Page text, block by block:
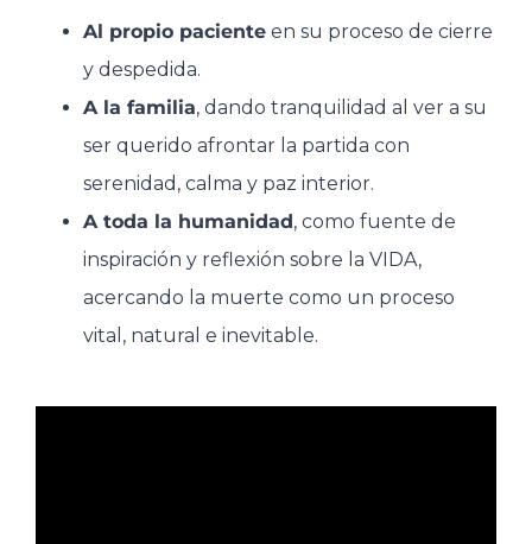
Al propio pacienteen su proceso de cierre
y despedida.
A la familia, dando tranquilidad al ver a su
ser querido afrontar la partida con
serenidad, calma y paz interior.
A toda la humanidad, como fuente de
inspiración y reflexión sobre la VIDA,
acercando la muerte como un proceso
vital, natural e inevitable.